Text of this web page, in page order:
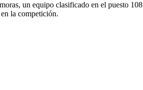
un equipo clasificado en el puesto 108
la competición.